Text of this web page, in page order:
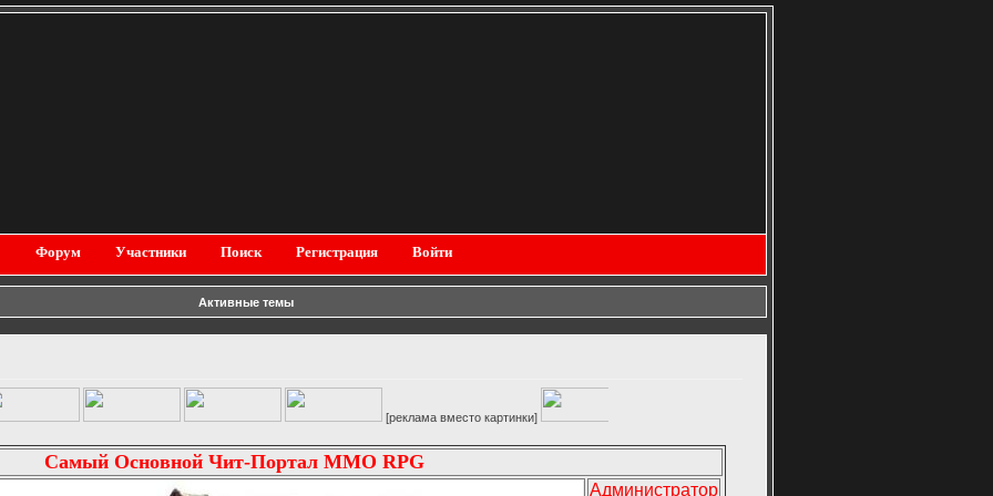
Форум Участники Поиск Регистрация Войти
Активные темы
[реклама вместо картинки]
Самый Основной Чит-Портал MMO RPG
Администратор